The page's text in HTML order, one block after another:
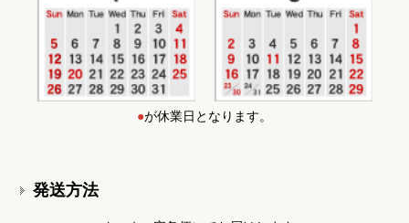
●が休業日となります。
発送方法